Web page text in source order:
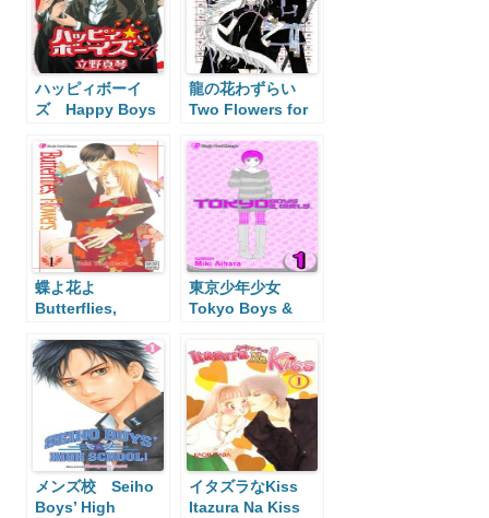
ハッピィボーイ
ズ Happy Boys
龍の花わずらい
Two Flowers for
蝶よ花よ
Butterflies,
東京少年少女
Tokyo Boys &
メンズ校 Seiho
Boys’ High
イタズラなKiss
Itazura Na Kiss